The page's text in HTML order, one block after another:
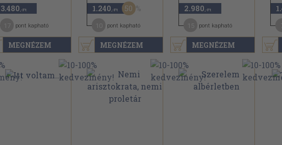
MEGNÉZEM
3.480 ,-Ft
pont kapható
MEGNÉZEM
1.240 ,-Ft 50
pont kapható
MEGNÉZEM
2.980 ,-Ft
pont kapható